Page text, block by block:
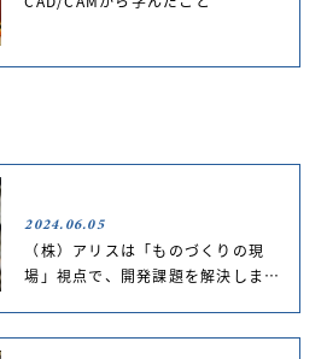
2024.06.05
（株）アリスは「ものづくりの現
場」視点で、開発課題を解決しま…